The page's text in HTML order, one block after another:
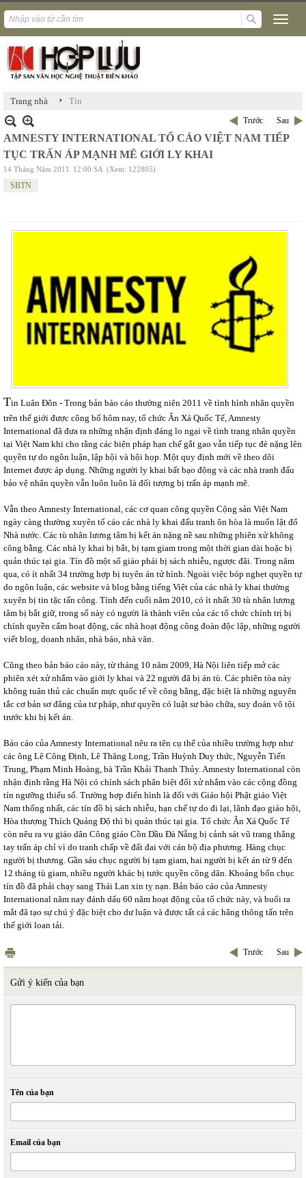
Trang nhà › Tin
Trước Sau
AMNESTY INTERNATIONAL TỐ CÁO VIỆT NAM TIẾP
TỤC TRẤN ÁP MẠNH MẼ GIỚI LY KHAI
14 Tháng Năm 2011 12:00 SA (Xem: 122805)
SBTN
Tin Luân Đôn - Trong bản báo cáo thường niên 2011 về tình hình nhân quyền
trên thế giới được công bố hôm nay, tổ chức Ân Xá Quốc Tế, Amnesty
International đã đưa ra những nhận định đáng lo ngại về tình trạng nhân quyền
tại Việt Nam khi cho rằng các biện pháp hạn chế gắt gao vẫn tiếp tục đè nặng lên
quyền tự do ngôn luận, lập hội và hội họp. Một quy định mới về theo dõi
Internet được áp dụng. Những người ly khai bất bạo động và các nhà tranh đấu
bảo vệ nhân quyền vẫn luôn luôn là đối tượng bị trấn áp mạnh mẽ.
Vẫn theo Amnesty International, các cơ quan công quyền Cộng sản Việt Nam
ngày càng thường xuyên tố cáo các nhà ly khai đấu tranh ôn hòa là muốn lật đổ
Nhà nước. Các tù nhân lương tâm bị kết án nặng nề sau những phiên xử không
công bằng. Các nhà ly khai bị bắt, bị tạm giam trong một thời gian dài hoặc bị
quản thúc tại gia. Tín đồ một số giáo phái bị sách nhiễu, ngược đãi. Trong năm
qua, có ít nhất 34 trường hợp bị tuyên án tử hình. Ngoài việc bóp nghẹt quyền tự
do ngôn luận, các website và blog bằng tiếng Việt của các nhà ly khai thường
xuyên bị tin tặc tấn công. Tính đến cuối năm 2010, có ít nhất 30 tù nhân lương
tâm bị bắt giữ, trong số này có người là thành viên của các tổ chức chính trị bị
chính quyền cấm hoạt động, các nhà hoạt động công đoàn độc lập, những người
viết blog, doanh nhân, nhà báo, nhà văn.
Cũng theo bản báo cáo này, từ tháng 10 năm 2009, Hà Nội liên tiếp mở các
phiên xét xử nhắm vào giới ly khai và 22 người đã bị án tù. Các phiên tòa này
không tuân thủ các chuẩn mực quốc tế về công bằng, đặc biệt là những nguyên
tắc cơ bản sơ đẳng của tư pháp, như quyền có luật sư bào chữa, suy đoán vô tội
trước khi bị kết án.
Báo cáo của Amnesty International nêu ra tên cụ thể của nhiều trường hợp như
các ông Lê Công Định, Lê Thăng Long, Trần Huỳnh Duy thức, Nguyễn Tiến
Trung, Phạm Minh Hoàng, bà Trần Khải Thanh Thủy. Amnesty International còn
nhận định rằng Hà Nội có chính sách phân biệt đối xử nhắm vào các cộng đồng
tín ngưỡng thiểu số. Trường hợp điển hình là đối với Giáo hội Phật giáo Việt
Nam thống nhất, các tín đồ bị sách nhiễu, hạn chế tự do đi lại, lãnh đạo giáo hội,
Hòa thượng Thích Quảng Độ thì bị quản thúc tại gia. Tổ chức Ân Xá Quốc Tế
còn nêu ra vụ giáo dân Công giáo Cồn Dầu Đà Nẵng bị cảnh sát vũ trang thẳng
tay trấn áp chỉ vì do tranh chấp về đất đai với cán bộ địa phương. Hàng chục
người bị thương. Gần sáu chục người bị tạm giam, hai người bị kết án từ 9 đến
12 tháng tù giam, nhiều người khác bị tước quyền công dân. Khoảng bốn chục
tín đồ đã phải chạy sang Thái Lan xin tỵ nạn. Bản báo cáo của Amnesty
International năm nay đánh dấu 60 năm hoạt động của tổ chức này, và buổi ra
mắt đã tạo sự chú ý đặc biệt cho dư luận và được tất cả các hãng thông tấn trên
thế giới loan tải.
Trước Sau
Gửi ý kiến của bạn
Tên của bạn
Email của bạn